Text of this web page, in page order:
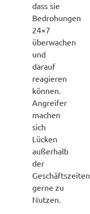
dass sie
Bedrohungen
24×7
überwachen
und
darauf
reagieren
können.
Angreifer
machen
sich
Lücken
außerhalb
der
Geschäftszeiten
gerne zu
Nutzen.